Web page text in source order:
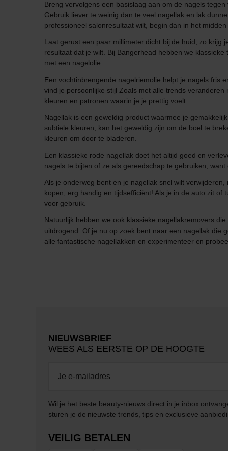
Breng vervolgens een basislaag aan om de nagels
Gebruik liever te weinig dan te veel nagellak en lak
professioneel salonresultaat wilt, begin dan in het
Laat gerust een paar millimeter dicht bij de huid, zo krijg
resultaat dat je wilt. Bij Bangerhead hebben we
met een nagelolie.
Een vochtinbrengende nagelriemolie helpt je nagels fris
vind je persoonlijke stijl Zoals met alle trends
kleuren en patronen waarin je je prettig voelt.
Nagellak is een geweldig product waarmee je
subtiele kleuren, kan het geweldig zijn om de boel te
kleuren om door te bladeren.
Een klassieke rode nagellak doet het altijd goed en
nagels te bijten of ze als gereedschap te gebruiken,
Als je onderweg bent en je nagellak snel wilt
kopen, erg handig en tijdsefficiënt! Als je in de auto zit
voor gebruik.
Natuurlijk hebben we ook klassieke nagellakremovers
uitdrogend. Of je nu op zoek bent naar een nagellak die
alle fantastische nagellakken en experimenteer en
NIEUWSBRIEF
WEES ALS EERSTE OP DE HOOGTE
Wil je het beste beauty-nieuws direct in je inbox
sturen je de nieuwste trends, tips en exclusieve
VEILIG BETALEN